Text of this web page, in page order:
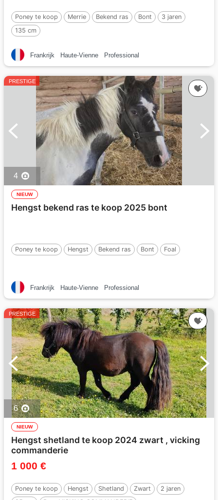
Poney te koop Merrie Bekend ras Bont
3 jaren
135 cm
Frankrijk Haute-Vienne Professional
PRESTIGE
4
NIEUW
Hengst bekend ras te koop 2025 bont
Poney te koop Hengst Bekend ras Bont Foal
Frankrijk Haute-Vienne Professional
PRESTIGE
6
NIEUW
Hengst shetland te koop 2024 zwart , vicking
commanderie
1 000 €
Poney te koop Hengst Shetland Zwart
2 jaren